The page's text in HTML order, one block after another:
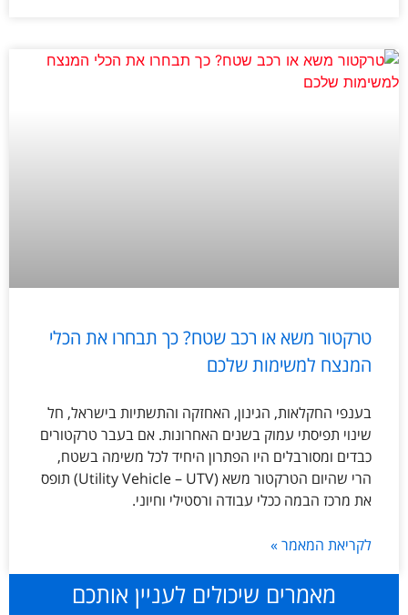
טרקטור משא או רכב שטח? כך תבחרו את הכלי
המנצח למשימות שלכם
בענפי החקלאות, הגינון, האחזקה והתשתיות בישראל, חל
שינוי תפיסתי עמוק בשנים האחרונות. אם בעבר טרקטורים
כבדים ומסורבלים היו הפתרון היחיד לכל משימה בשטח,
הרי שהיום הטרקטור משא (Utility Vehicle – UTV) תופס
את מרכז הבמה ככלי עבודה ורסטילי וחיוני.
לקריאת המאמר »
מאמרים שיכולים לעניין אותכם